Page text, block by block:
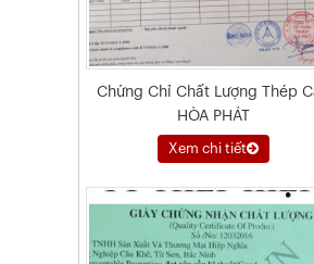
Chứng Chỉ Chất Lượng Thép
HÒA PHÁT
Xem chi tiết